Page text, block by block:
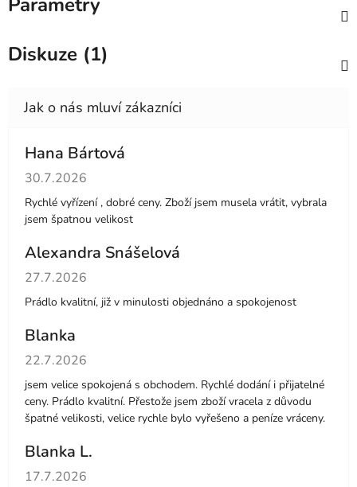
Diskuze (1)
Hana Bártová
Hodnocení obchodu je 4 z 5 hvězdiček.
30.7.2026
Rychlé vyřízení , dobré ceny. Zboží jsem musela vrátit, vybrala
jsem špatnou velikost
Alexandra Snášelová
Hodnocení obchodu je 5 z 5 hvězdiček.
27.7.2026
Prádlo kvalitní, již v minulosti objednáno a spokojenost
Blanka
Hodnocení obchodu je 5 z 5 hvězdiček.
22.7.2026
jsem velice spokojená s obchodem. Rychlé dodání i přijatelné
ceny. Prádlo kvalitní. Přestože jsem zboží vracela z důvodu
špatné velikosti, velice rychle bylo vyřešeno a peníze vráceny.
Blanka L.
Hodnocení obchodu je 5 z 5 hvězdiček.
17.7.2026